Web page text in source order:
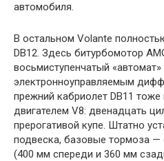
автомобиля.
В остальном Volante
DB12. Здесь битурбомотор
восьмиступенчатый
электронноуправляемым
прежний кабриолет DB11 тоже
двигателем V8: двенадцать
прерогативой купе. Штатно
подвеска, базовые тормоза
(400 мм спереди и 360 мм